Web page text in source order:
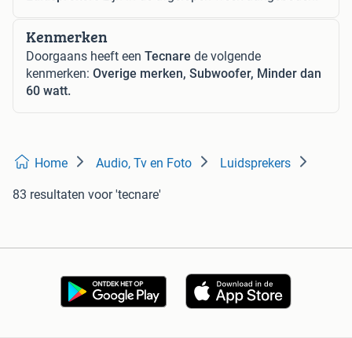
Kenmerken
Doorgaans heeft een Tecnare de volgende
kenmerken: Overige merken, Subwoofer, Minder dan
60 watt.
Home Audio, Tv en Foto Luidsprekers
83 resultaten voor 'tecnare'